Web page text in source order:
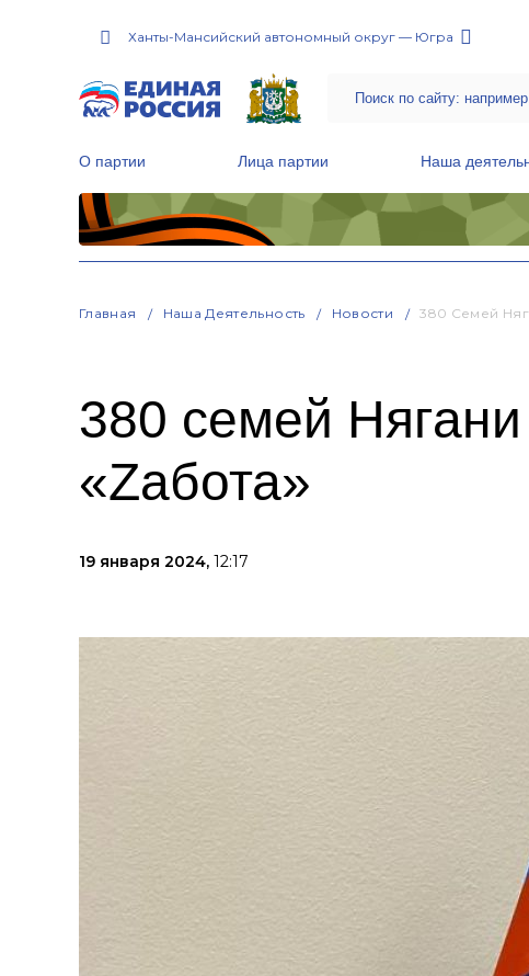
Ханты-Мансийский автономный округ — Югра
О партии Лица партии Наша
Главная Наша Деятельность Новости 380 Семей
380 семей Нягани
«Zабота»
19 января 2024, 12:17